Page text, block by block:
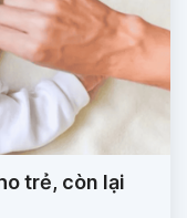
trẻ, còn lại